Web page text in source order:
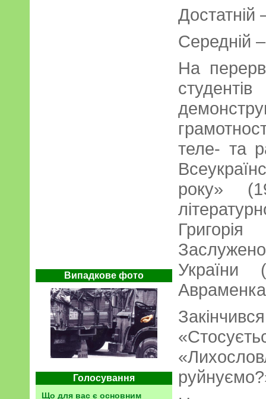
Випадкове фото
Голосування
Що для вас є основним
Достатній
Середній
На
теле- та
року»